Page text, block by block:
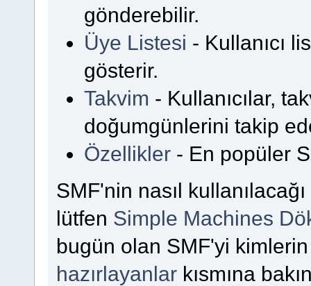
gönderebilir.
Üye Listesi - Kullanıcı
gösterir.
Takvim - Kullanıcılar,
doğumgünlerini takip
Özellikler - En popüler
SMF'nin nasıl
lütfen Simple Machines
bugün olan SMF'yi kimlerin
hazırlayanlar kısmına